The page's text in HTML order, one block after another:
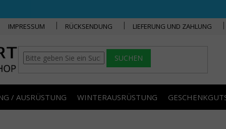
IMPRESSUM RÜCKSENDUNG LIEFERUNG UND ZAHLUNG
SUCHEN
/ AUSRÜSTUNG WINTERAUSRÜSTUNG